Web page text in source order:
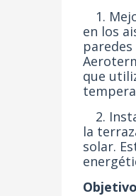
1.
en los
que
2.
la
solar.